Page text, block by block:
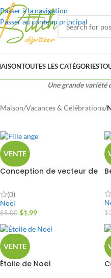
Passer à la navigation
Passer au contenu principal
TOUTES LES CATÉGORIES
Une grande variété
Maison/Vacances & Célébrations/
VENTE
Conception de vecteur de
(0)
Noël
$5.00 $1.99 $
VENTE
Étoile de Noël